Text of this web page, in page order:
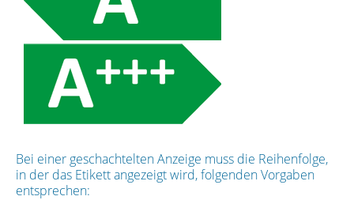
Bei einer geschachtelten Anzeige muss die Reihenfolge,
in der das Etikett angezeigt wird, folgenden Vorgaben
entsprechen: